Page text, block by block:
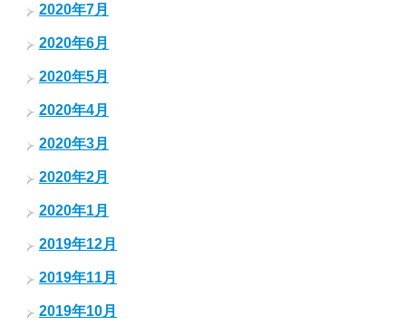
2020年7月
2020年6月
2020年5月
2020年4月
2020年3月
2020年2月
2020年1月
2019年12月
2019年11月
2019年10月